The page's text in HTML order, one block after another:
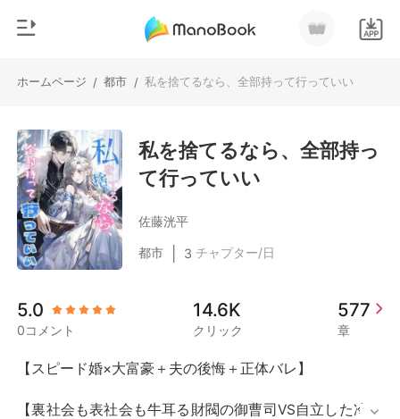
ホームページ / 都市 / 私を捨てるなら、全部持って行っていい
チャージ
閲覧履歴
ログアウトします
検索
ジャンル
都市
恋愛
人狼
マフィア
短編傑作
私を捨てるなら、全部持っ
て行っていい
佐藤洸平
都市 3 チャプター/日
5.0
0コメント
14.6K
クリック
577
章
【スピード婚×大富豪＋夫の後悔＋正体バレ】
【裏社会も表社会も牛耳る財閥の御曹司VS自立した冷静